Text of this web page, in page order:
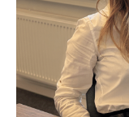
Kunder
Träffa några av
Redo för ett
Fyll i ditt
våra trevliga
kort.